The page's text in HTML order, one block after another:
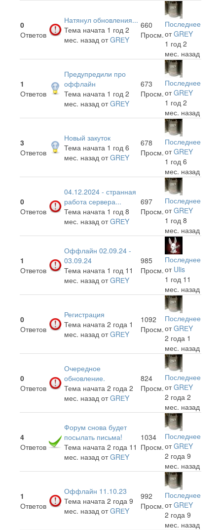
0
Ответов
Натянул обновления...
Тема начата 1 год 2
мес. назад отGRЕY
660
Просм.
Последнее
отGRЕY
1 год 2
мес. назад
1
Ответов
Предупредили про
оффлайн
Тема начата 1 год 2
мес. назад отGRЕY
673
Просм.
Последнее
отGRЕY
1 год 2
мес. назад
3
Ответов
Новый закуток
Тема начата 1 год 6
мес. назад отGRЕY
678
Просм.
Последнее
отGRЕY
1 год 6
мес. назад
0
Ответов
04.12.2024 - странная
работа сервера...
Тема начата 1 год 8
мес. назад отGRЕY
697
Просм.
Последнее
отGRЕY
1 год 8
мес. назад
1
Ответов
Оффлайн 02.09.24 -
03.09.24
Тема начата 1 год 11
мес. назад отGRЕY
985
Просм.
Последнее
от Ulis
1 год 11
мес. назад
0
Ответов
Регистрация
Тема начата 2 года 1
мес. назад отGRЕY
1092
Просм.
Последнее
отGRЕY
2 года 1
мес. назад
0
Ответов
Очередное
обновление.
Тема начата 2 года 2
мес. назад отGRЕY
824
Просм.
Последнее
отGRЕY
2 года 2
мес. назад
4
Ответов
Форум снова будет
посылать письма!
Тема начата 2 года 11
мес. назад отGRЕY
1034
Просм.
Последнее
отGRЕY
2 года 9
мес. назад
1
Ответов
Оффлайн 11.10.23
Тема начата 2 года 9
мес. назад отGRЕY
992
Просм.
Последнее
отGRЕY
2 года 9
мес. назад